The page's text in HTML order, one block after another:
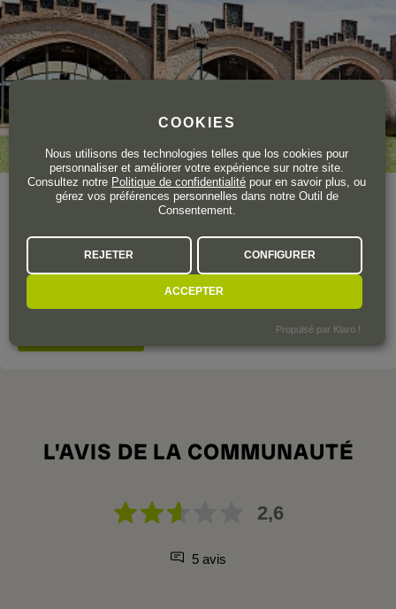
Année de création 1872
Parler de Codorníu, c'est parler de l'histoire du cava. Un demi-
millénaire riche en petites histoires qui, ensemble, ont donné
lieu à de grandes réalisations.
L'AVIS DE LA COMMUNAUTÉ
2,6
5 avis
COOKIES
Nous utilisons des technologies telles que los cookies pour
personnaliser et améliorer votre expérience sur notre site.
Consultez notre Politique de confidentialité pour en savoir plus, ou
gérez vos préférences personnelles dans notre Outil de
Consentement.
REJETER CONFIGURER
ACCEPTER
Propulsé par Klaro !